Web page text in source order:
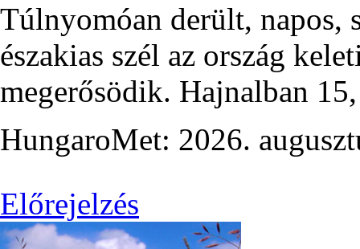
Túlnyomóan derült, napos,
északias szél az ország
megerősödik. Hajnalban
HungaroMet: 2026.
Előrejelzés